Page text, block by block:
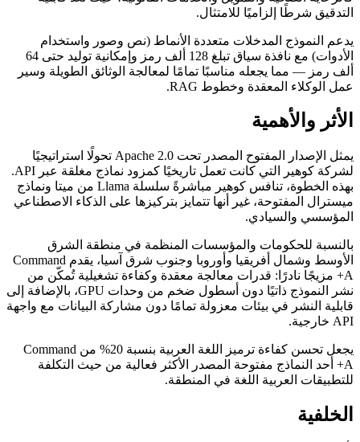
التدقيق شرطًا إلزاميًا للامتثال.
يدعم النموذج المدخلات متعددة الأنماط (نص وصور واستخدام
الأدوات) مع نافذة سياق تبلغ 128 ألف رمز وإمكانية توليد حتى 64
ألف رمز — مما يجعله مناسبًا تمامًا لمعالجة الوثائق الطويلة وسير
عمل الوكلاء المعقدة وخطوط RAG.
الأثر والأهمية
يمثل الإصدار المفتوح المصدر تحت Apache 2.0 تحولًا استراتيجيًا
لشركة كوهير التي كانت تعمل تاريخيًا كمزود نماذج مغلقة عبر API.
بهذه الخطوة، تنافس كوهير مباشرةً سلسلة Llama من ميتا ونماذج
ميسترال المفتوحة، غير أنها تتمايز بتركيزها على الذكاء الاصطناعي
المؤسسي والسيادي.
بالنسبة للحكومات والمؤسسات المنظمة في منطقة الشرق
الأوسط وشمال أفريقيا وأوروبا وجنوب شرق آسيا، يقدم Command
A+ مزيجًا نادرًا: قدرات معالجة معقدة وكفاءة تشغيلية تُمكّن من
نشر النموذج ذاتيًا دون أسطول ضخم من وحدات GPU، بالإضافة إلى
قابلية النشر في بيئات معزولة تمامًا دون مشاركة البيانات مع واجهة
API خارجية.
يجعل تحسن كفاءة ترميز اللغة العربية بنسبة 20% من Command
A+ أحد النماذج مفتوحة المصدر الأكثر فعالية من حيث التكلفة
للتطبيقات العربية اللغة في المنطقة.
الخلفية